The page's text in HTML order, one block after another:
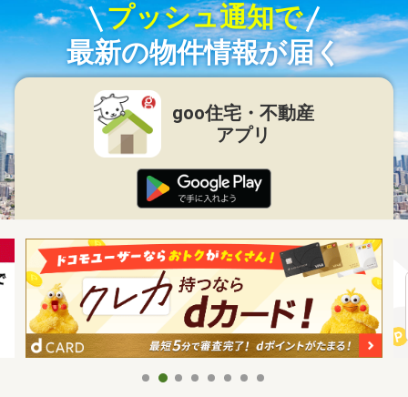
プッシュ通知で
最新の物件情報が届く
goo住宅・不動産
アプリ